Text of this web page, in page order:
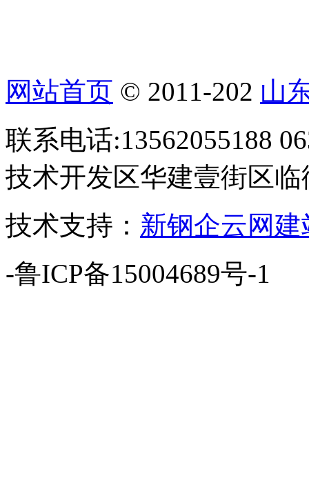
网站首页 © 2011-202 山
联系电话:13562055188
技术开发区华建壹街区
技术支持： 新钢企云网
-鲁ICP备15004689号-1